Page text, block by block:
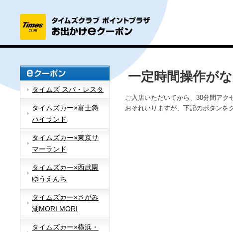
タイムズ スパ・レスタ
タイムズカー×富士急
ハイランド
タイムズカー×東京サ
マーランド
タイムズカー×西武園
ゆうえんち
タイムズカー×さがみ
湖MORI MORI
タイムズカー×横浜・
一定時間操作が
ご入店いただいてから、30分間アク
おそれいりますが、下記のボタンを